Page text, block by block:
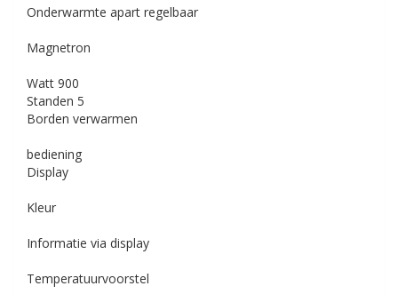
Onderwarmte apart regelbaar
Magnetron
Watt 900
Standen 5
Borden verwarmen
bediening
Display
Kleur
Informatie via display
Temperatuurvoorstel